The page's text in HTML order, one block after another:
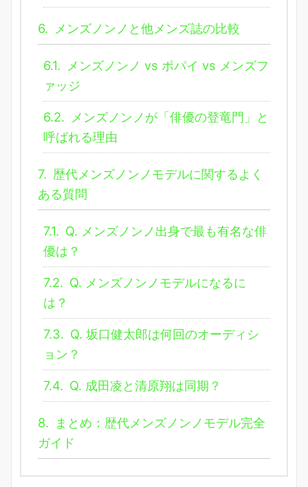
6. メンズノンノと他メンズ誌の比較
6.1.
メンズノンノ vs ポパイ vs メンズフ
ァッジ
6.2.
メンズノンノが「俳優の登竜門」と
呼ばれる理由
7. 歴代メンズノンノモデルに関するよく
ある質問
7.1. Q. メンズノンノ出身で最も有名な俳
優は？
7.2. Q. メンズノンノモデルになるに
は？
7.3. Q. 坂口健太郎は何回のオーディシ
ョン？
7.4. Q. 成田凌と清原翔は同期？
8.
まとめ：歴代メンズノンノモデル完全
ガイド